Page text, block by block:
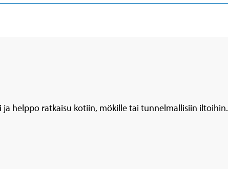
helppo ratkaisu kotiin, mökille tai tunnelmallisiin iltoihin.